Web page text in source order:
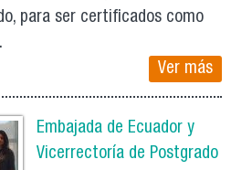
para ser certificados como
Ver más
Embajada de Ecuador y
Vicerrectoría de Postgrado